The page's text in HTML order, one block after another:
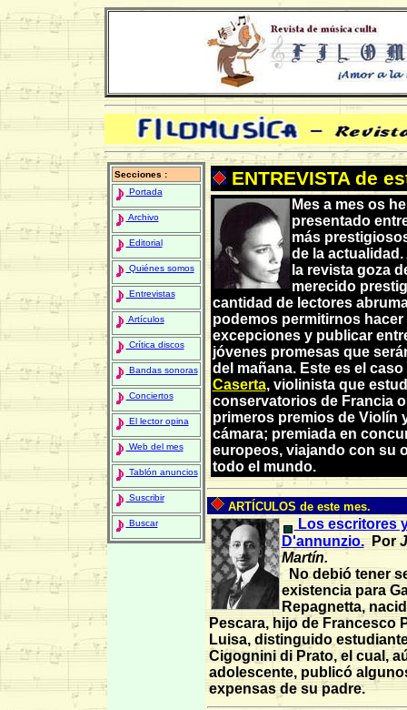
Secciones :
Portada
Archivo
Editorial
Quiénes somos
Entrevistas
Artículos
Crítica discos
Bandas sonoras
Conciertos
El lector opina
Web del mes
Tablón anuncios
Suscribir
Buscar
ENTREVISTA de
Mes a mes os
presentado
más
de la actualidad
la revista goza
merecido
cantidad de lectores
podemos permitirnos hacer
excepciones y publicar
jóvenes promesas que
del mañana. Este es el
Caserta, violinista que
conservatorios de Francia
primeros premios de Violín
cámara; premiada en
europeos, viajando con su
todo el mundo.
ARTÍCULOS de este mes.
Los escritores
D'annunzio.
Por
Martín.
No debió tener
existencia para
Repagnetta,
Pescara, hijo de Francesco
Luisa, distinguido
Cigognini di Prato, el cual,
adolescente, publicó
expensas de su padre.